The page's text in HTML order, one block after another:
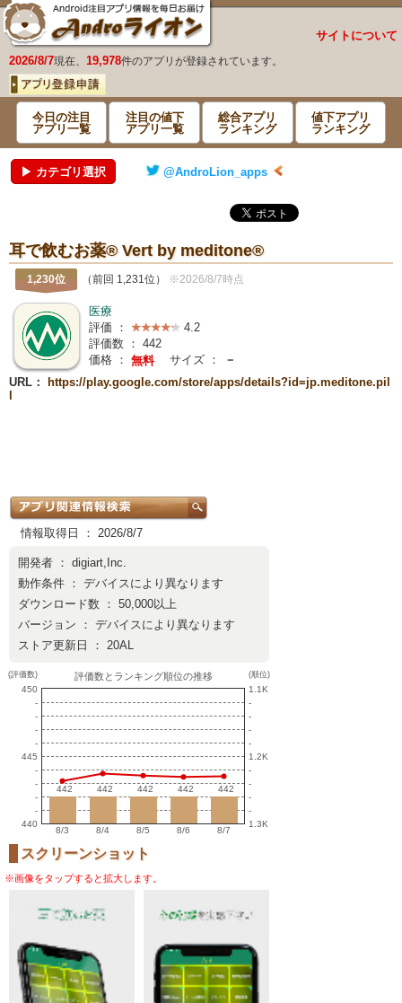
サイトについて
2026/8/7現在、 19,978件のアプリが登録されています。
今日の注目
アプリ一覧
注目の値下
アプリ一覧
総合アプリ
ランキング
値下アプリ
ランキング
▶ カテゴリ選択 @AndroLion_apps
耳で飲むお薬® Vert by meditone®
1,230位 （前回 1,231位） ※2026/8/7時点
医療
評価 ：
4.2
評価数 ： 442
価格 ： 無料 サイズ ：
－
URL：
https://play.google.com/store/apps/details?id=jp.meditone.pil
情報取得日 ： 2026/8/7
開発者 ： digiart,Inc.
動作条件 ： デバイスにより異なります
ダウンロード数 ： 50,000以上
バージョン ： デバイスにより異なります
ストア更新日 ： 20AL
(評価数)
450
-
-
-
-
445
-
-
-
-
440
評価数とランキング順位の推移
442
442 442
442 442
442 442
442 442
442
8/3 8/4 8/5 8/6 8/7
(順位)
1.1K
-
-
-
-
1.2K
-
-
-
-
1.3K
スクリーンショット
※画像をタップすると拡大します。